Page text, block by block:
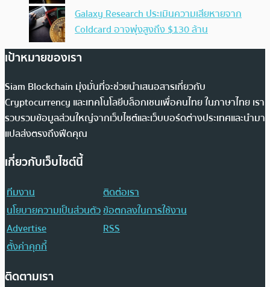
Galaxy Research ประเมินความเสียหายจาก
Coldcard อาจพุ่งสูงถึง $130 ล้าน
เป้าหมายของเรา
Siam Blockchain มุ่งมั่นที่จะช่วยนำเสนอสารเกี่ยวกับ
Cryptocurrency และเทคโนโลยีบล็อกเชนเพื่อคนไทย ในภาษาไทย เรา
รวบรวมข้อมูลส่วนใหญ่จากเว็บไซต์และเว็บบอร์ดต่างประเทศและนำมา
แปลส่งตรงถึงฟีดคุณ
เกี่ยวกับเว็บไซต์นี้
ทีมงาน
ติดต่อเรา
นโยบายความเป็นส่วนตัวข้อตกลงในการใช้งาน
Advertise
RSS
ตั้งค่าคุกกี้
ติดตามเรา